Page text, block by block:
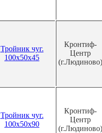
Тройник чуг.
100х50х45
Кронтиф-
Центр
(г.Людиново)
Тройник чуг.
100х50х90
Кронтиф-
Центр
(г.Людиново)